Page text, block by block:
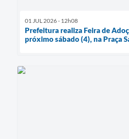
01 JUL 2026 - 12h08
Prefeitura realiza Feira de
próximo sábado (4), na Praça